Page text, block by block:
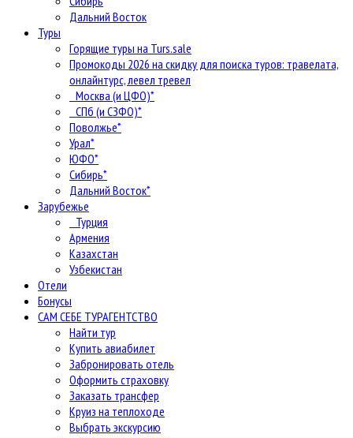
Дальний Восток
Туры
Горящие туры на Turs.sale
Промокоды 2026 на скидку для поиска туров: травелата,
онлайнтурс, левел тревел
Москва (и ЦФО)*
СПб (и СЗФО)*
Поволжье*
Урал*
ЮФО*
Сибирь*
Дальний Восток*
Зарубежье
Турция
Армения
Казахстан
Узбекистан
Отели
Бонусы
САМ СЕБЕ ТУРАГЕНТСТВО
Найти тур
Купить авиабилет
Забронировать отель
Оформить страховку
Заказать трансфер
Круиз на теплоходе
Выбрать экскурсию